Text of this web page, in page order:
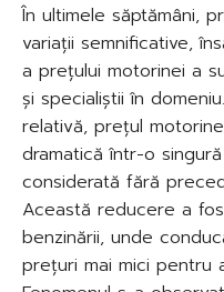
În ultimele săptămâni,
variații semnificative,
a prețului motorinei a
și specialiștii în
relativă, prețul
dramatică într-o
considerată fără
Această reducere a
benzinării, unde
prețuri mai mici pentru